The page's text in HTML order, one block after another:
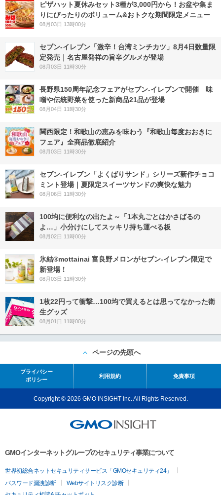
ピザハット夏休みセット3種が3,000円から！お盆や集ま
りにぴったりのボリューム&おトクな期間限定メニュー
08月03日 13時00分
セブン-イレブン「激辛！台湾ミンチカツ」8月4日数量限
定発売｜名古屋発祥の旨辛グルメが登場
08月03日 11時30分
長野県150周年記念フェアがセブン-イレブンで開催 味
噌や伝統野菜を使った新商品21品が登場
08月04日 11時30分
関西限定！和歌山の恵みを味わう『和歌山毎度おおきに
フェア』全商品徹底紹介
08月03日 11時30分
セブン‐イレブン「よくばりサンド」シリーズ新作チョコ
ミント登場｜夏限定スイーツサンドの爽快な魅力
08月06日 11時30分
100均に便利なの出たよ～「1本丸ごとはかさばるの
よ…」小分けにしてスッキリ持ち運べる板
08月02日 11時00分
氷結®mottainai 富良野メロンがセブン‐イレブン限定で
新登場！
08月03日 11時30分
1枚22円って衝撃…100均で買えるとは思ってなかった衛
生グッズ
08月01日 11時00分
ページの先頭へ
プライバシー
ポリシー
利用規約 免責事項
Copyright © 2026 GMO INSIGHT Inc. All Rights Reserved.
GMOインターネットグループのセキュリティ事業について
世界初総合ネットセキュリティサービス「GMOセキュリティ24」
パスワード漏洩診断
Webサイトリスク診断